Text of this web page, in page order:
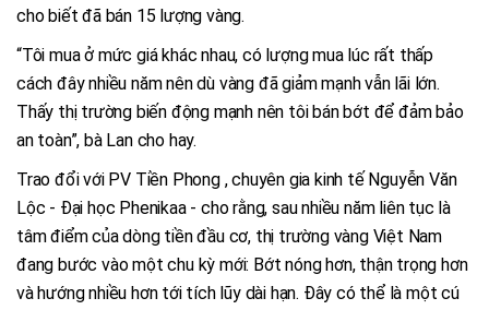
cho biết đã bán 15 lượng vàng.
“Tôi mua ở mức giá khác nhau, có lượng mua lúc rất thấp
cách đây nhiều năm nên dù vàng đã giảm mạnh vẫn lãi lớn.
Thấy thị trường biến động mạnh nên tôi bán bớt để đảm bảo
an toàn”, bà Lan cho hay.
Trao đổi với PV Tiền Phong , chuyên gia kinh tế Nguyễn Văn
Lộc - Đại học Phenikaa - cho rằng, sau nhiều năm liên tục là
tâm điểm của dòng tiền đầu cơ, thị trường vàng Việt Nam
đang bước vào một chu kỳ mới: Bớt nóng hơn, thận trọng hơn
và hướng nhiều hơn tới tích lũy dài hạn. Đây có thể là một cú